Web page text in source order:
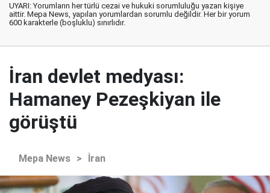
UYARI: Yorumların her türlü cezai ve hukuki sorumluluğu yazan kişiye
aittir. Mepa News, yapılan yorumlardan sorumlu değildir. Her bir yorum
600 karakterle (boşluklu) sınırlıdır.
İran devlet medyası:
Hamaney Pezeşkiyan ile
görüştü
Mepa News > İran